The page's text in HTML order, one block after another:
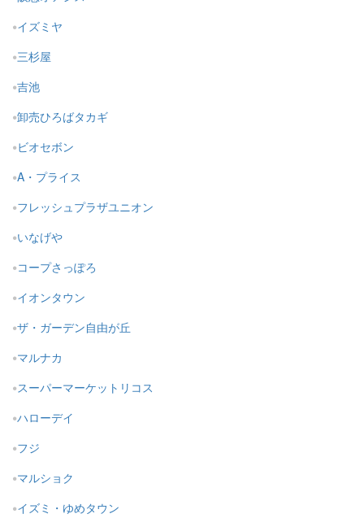
イズミヤ
三杉屋
吉池
卸売ひろばタカギ
ビオセボン
A・プライス
フレッシュプラザユニオン
いなげや
コープさっぽろ
イオンタウン
ザ・ガーデン自由が丘
マルナカ
スーパーマーケットリコス
ハローデイ
フジ
マルショク
イズミ・ゆめタウン